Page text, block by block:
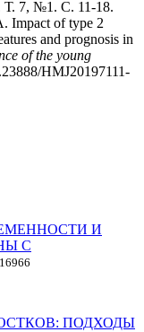
Т. 7, №1. С. 11-18.
Impact of type 2
and prognosis in
of the young
HMJ20197111-
И
С
ПОДХОДЫ